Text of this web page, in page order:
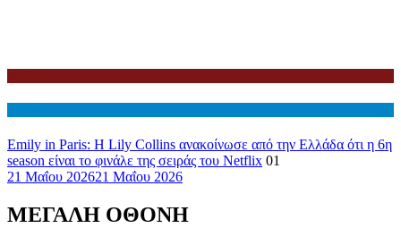
Emily in Paris: Η Lily Collins ανακοίνωσε από την Ελλάδα ότι η 6η
season είναι το φινάλε της σειράς του Netflix 01
21 Μαΐου 202621 Μαΐου 2026
ΜΕΓΑΛΗ ΟΘΟΝΗ